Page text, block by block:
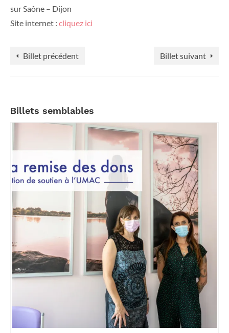
sur Saône – Dijon
Site internet : cliquez ici
Billet précédent Billet suivant
Billets semblables